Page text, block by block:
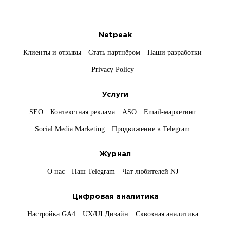
Netpeak
Клиенты и отзывы Стать партнёром Наши разработки
Privacy Policy
Услуги
SEO Контекстная реклама ASO Email-маркетинг
Social Media Marketing Продвижение в Telegram
Журнал
О нас Наш Telegram Чат любителей NJ
Цифровая аналитика
Настройка GA4 UX/UI Дизайн Сквозная аналитика